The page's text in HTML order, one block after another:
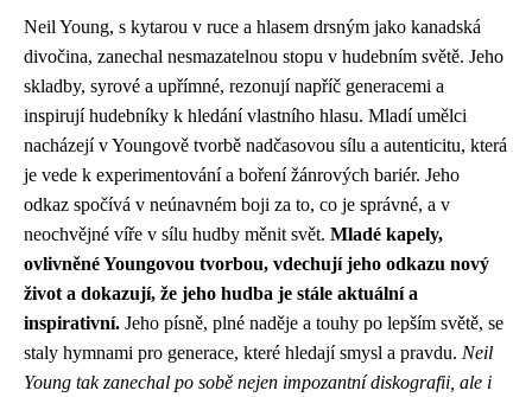
Neil Young, s kytarou v ruce a hlasem drsným jako kanadská
divočina, zanechal nesmazatelnou stopu v hudebním světě. Jeho
skladby, syrové a upřímné, rezonují napříč generacemi a
inspirují hudebníky k hledání vlastního hlasu. Mladí umělci
nacházejí v Youngově tvorbě nadčasovou sílu a autenticitu, která
je vede k experimentování a boření žánrových bariér. Jeho
odkaz spočívá v neúnavném boji za to, co je správné, a v
neochvějné víře v sílu hudby měnit svět. Mladé kapely,
ovlivněné Youngovou tvorbou, vdechují jeho odkazu nový
život a dokazují, že jeho hudba je stále aktuální a
inspirativní. Jeho písně, plné naděje a touhy po lepším světě, se
staly hymnami pro generace, které hledají smysl a pravdu. Neil
Young tak zanechal po sobě nejen impozantní diskografii, ale i